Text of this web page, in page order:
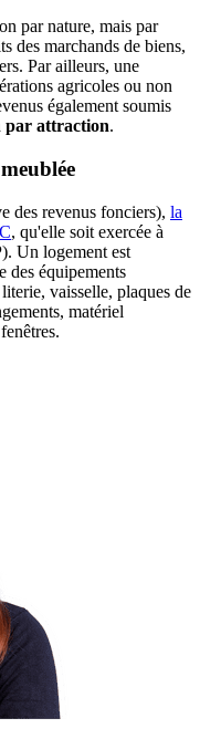
par nature, mais par
des marchands de biens,
Par ailleurs, une
agricoles ou non
également soumis
par attraction.
des revenus fonciers), la
, qu'elle soit exercée à
Un logement est
des équipements
vaisselle, plaques de
matériel